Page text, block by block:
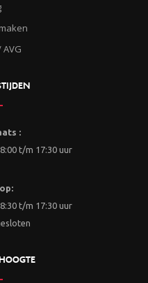
:
t/m 17:30 uur
t/m 17:30 uur